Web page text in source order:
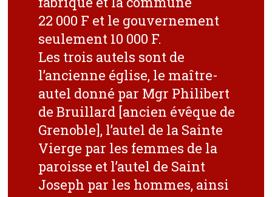
22 000 F et le gouvernement
seulement 10 000 F.
Les trois autels sont de
l’ancienne église, le maître-
autel donné par Mgr Philibert
de Bruillard [ancien évêque de
Grenoble], l’autel de la Sainte
Vierge par les femmes de la
paroisse et l’autel de Saint
Joseph par les hommes, ainsi